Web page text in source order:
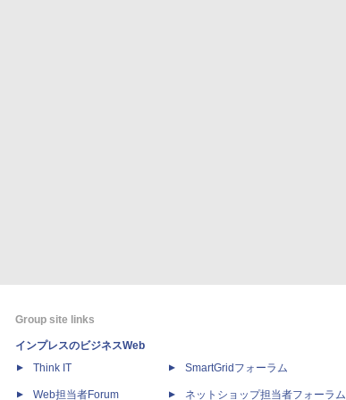
Group site links
インプレスのビジネスWeb
Think IT
Web担当者Forum
SmartGridフォーラム
ネットショップ担当者フォーラム